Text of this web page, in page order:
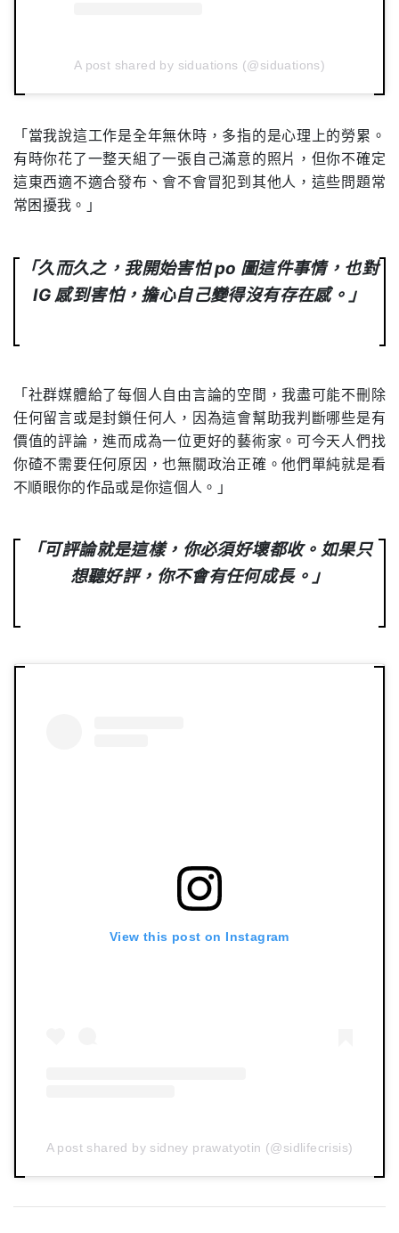
A post shared by siduations (@siduations)
「當我說這工作是全年無休時，多指的是心理上的勞累。
有時你花了一整天組了一張自己滿意的照片，但你不確定
這東西適不適合發布、會不會冒犯到其他人，這些問題常
常困擾我。」
「久而久之，我開始害怕 po 圖這件事情，也對
IG 感到害怕，擔心自己變得沒有存在感。」
「社群媒體給了每個人自由言論的空間，我盡可能不刪除
任何留言或是封鎖任何人，因為這會幫助我判斷哪些是有
價值的評論，進而成為一位更好的藝術家。可今天人們找
你碴不需要任何原因，也無關政治正確。他們單純就是看
不順眼你的作品或是你這個人。」
「可評論就是這樣，你必須好壞都收。如果只
想聽好評，你不會有任何成長。」
View this post on Instagram
A post shared by sidney prawatyotin (@sidlifecrisis)